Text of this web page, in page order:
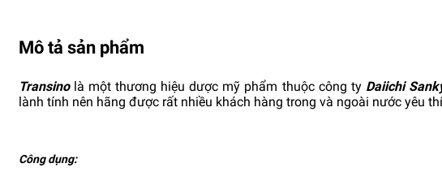
Mô tả sản phẩm
Transinolà một thương hiệu dược mỹ phẩm thuộc công ty Daiichi
lành tính nên hãng được rất nhiều khách hàng trong và ngoài nước yêu
Công dụng: